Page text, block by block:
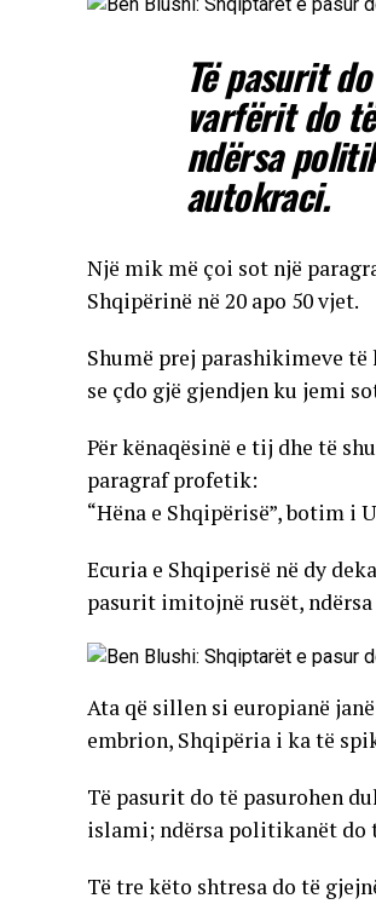
Të pasurit
varfërit do
ndërsa
autokraci.
Një mik më çoi sot një
Shqipërinë në 20 apo 50 vjet.
Shumë prej parashikimeve
se çdo gjë gjendjen ku jemi
Për kënaqësinë e tij dhe të
paragraf profetik:
“Hëna e Shqipërisë”, botim i
Ecuria e Shqiperisë në dy
pasurit imitojnë rusët,
Ata që sillen si europianë
embrion, Shqipëria i ka të
Të pasurit do të pasurohen
islami; ndërsa politikanët do
Të tre këto shtresa do të